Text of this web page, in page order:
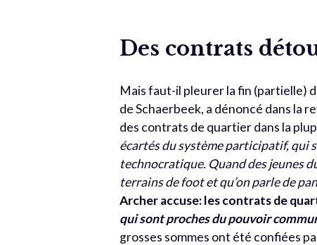
Des contrats
Mais faut-il pleurer la fin (partielle)
de Schaerbeek, a dénoncé dans la
des contrats de quartier dans la
écartés du système participatif, qui
technocratique. Quand des jeunes
terrains de foot et qu’on parle de
Archer accuse: les contrats de
qui sont proches du pouvoir
grosses sommes ont été confiées